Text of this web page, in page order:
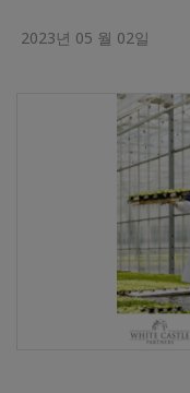
2023년 05 월 02일